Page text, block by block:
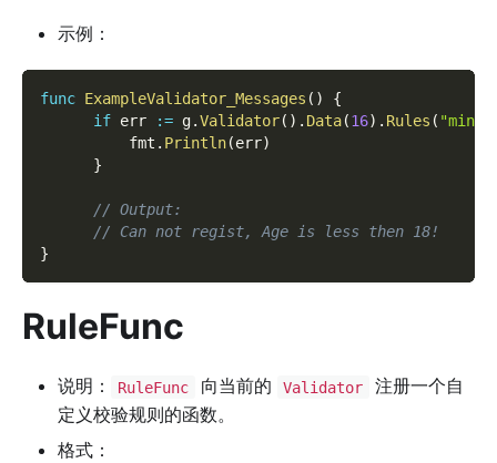
示例：
func ExampleValidator_Messages ( )
{
if err := g.Validator( ) . Data(16) . Rules (
          fmt
. Println(err)
}
// Output:
// Can not regist, Age is less then 18!
}
RuleFunc
说明： RuleFunc 向当前的 Validator
注册一个自
定义校验规则的函数。
格式：